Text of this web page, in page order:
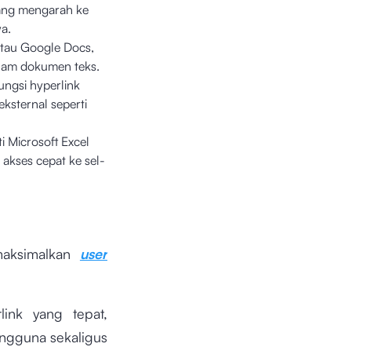
mengarah ke
Google Docs,
dokumen teks.
hyperlink
seperti
Microsoft Excel
cepat ke sel-
user
yang tepat,
sekaligus